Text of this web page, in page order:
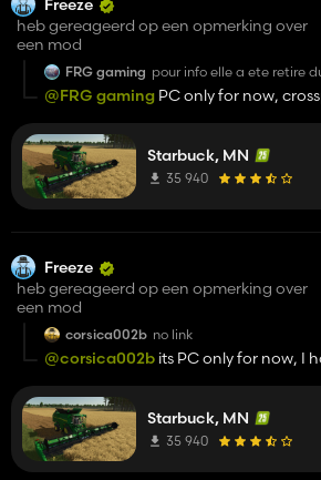
heb gereageerd op een opmerking over
een mod
FRG gaming pour info elle a ete retire
@FRG gaming PC only for now,
Starbuck, MN
35 940
Freeze
heb gereageerd op een opmerking over
een mod
corsica002b no link
@corsica002b its PC only for now, I
works slow to move anything on
they communicate with you properly
changes adds another 2 weeks to the
Starbuck, MN
35 940